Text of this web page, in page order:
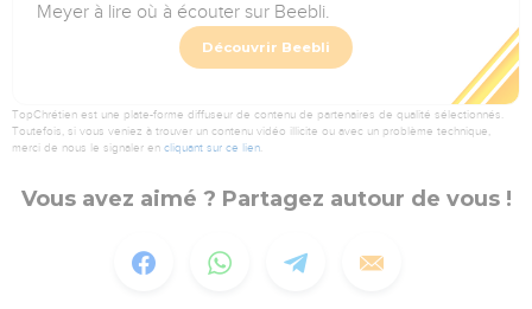
Meyer à lire où à écouter sur Beebli.
Découvrir Beebli
TopChrétien est une plate-forme diffuseur de contenu de partenaires de qualité sélectionnés.
Toutefois, si vous veniez à trouver un contenu vidéo illicite ou avec un problème technique,
merci de nous le signaler en cliquant sur ce lien
Vous avez aimé ? Partagez autour de vous !